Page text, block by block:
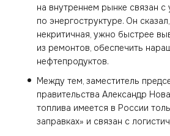
на внутреннем рынке связан с
по энергоструктуре. Он
некритичная, ужно быстрее
из ремонтов, обеспечить
нефтепродуктов.
Между тем, заместитель
правительства Александр
топлива имеется в России
заправках» и связан с